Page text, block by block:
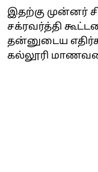
இதற்கு முன்னர்
சக்ரவர்த்தி
தன்னுடைய
கல்லூரி